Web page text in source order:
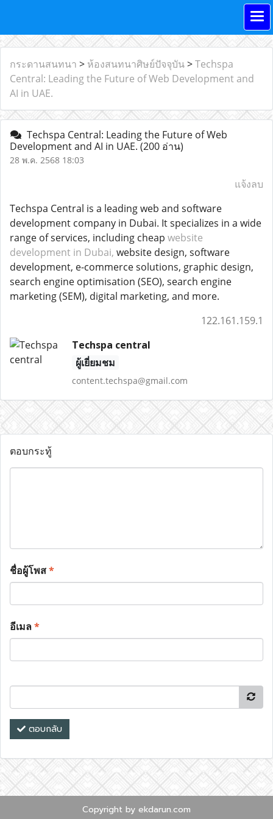
กระดานสนทนา > ห้องสนทนาศิษย์ปัจจุบัน>Techspa
Central: Leading the Future of Web Development and
AI in UAE.
Techspa Central: Leading the Future of Web
Development and AI in UAE. (200 อ่าน)
28 พ.ค. 2568 18:03
แจ้งลบ
Techspa Central is a leading web and software
development company in Dubai. It specializes in a wide
range of services, including cheap website
development in Dubai, website design, software
development, e-commerce solutions, graphic design,
search engine optimisation (SEO), search engine
marketing (SEM), digital marketing, and more.
122.161.159.1
Techspa central
ผู้เยี่ยมชม
content.techspa@gmail.com
ตอบกระทู้
ชื่อผู้โพส*
อีเมล*
ตอบกลับ
Copyright by ekdarun.com